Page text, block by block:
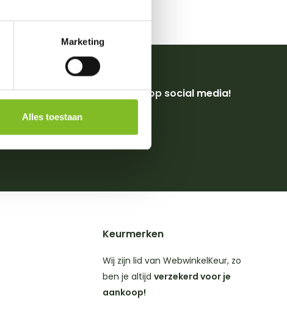
Marketing
Alles toestaan
4,8op
Volg ons op social media!
Keurmerken
Wij zijn lid van WebwinkelKeur, zo
ben je altijd verzekerd voor je
aankoop!